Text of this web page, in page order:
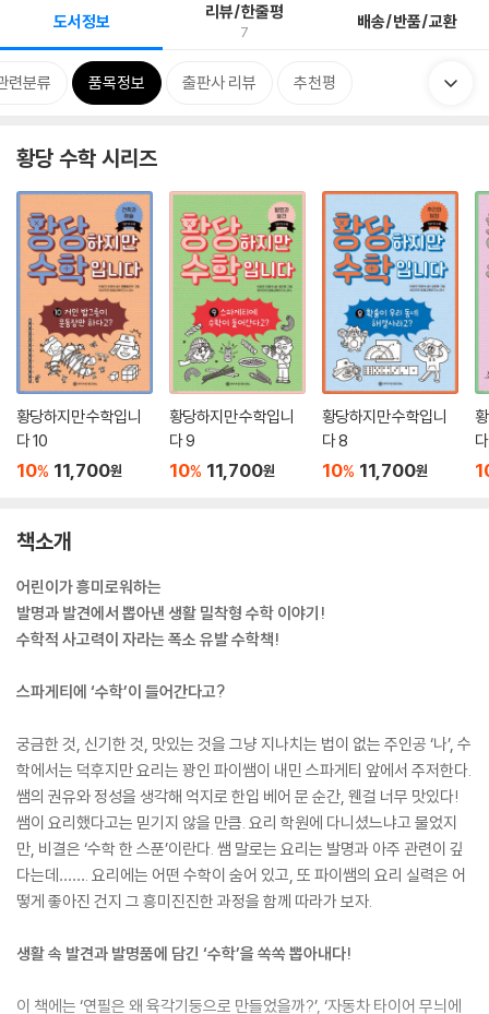
도서정보 리뷰/한줄평
7 배송/반품/교환
련분류 품목정보 출판사 리뷰 추천평
황당 수학 시리즈
황당하지만 수학입니
다 10
10% 11,700원
황당하지만 수학입니
다 9
10% 11,700원
황당하지만 수학입니
다 8
10% 11,700원
책소개
어린이가 흥미로워하는
발명과 발견에서 뽑아낸 생활 밀착형 수학 이야기!
수학적 사고력이 자라는 폭소 유발 수학책!
스파게티에 ‘수학’이 들어간다고?
궁금한 것, 신기한 것, 맛있는 것을 그냥 지나치는 법이 없는 주인공 ‘나’, 수
학에서는 덕후지만 요리는 꽝인 파이쌤이 내민 스파게티 앞에서 주저한다.
쌤의 권유와 정성을 생각해 억지로 한입 베어 문 순간, 웬걸 너무 맛있다!
쌤이 요리했다고는 믿기지 않을 만큼. 요리 학원에 다니셨느냐고 물었지
만, 비결은 ‘수학 한 스푼’이란다. 쌤 말로는 요리는 발명과 아주 관련이 깊
다는데……. 요리에는 어떤 수학이 숨어 있고, 또 파이쌤의 요리 실력은 어
떻게 좋아진 건지 그 흥미진진한 과정을 함께 따라가 보자.
생활 속 발견과 발명품에 담긴 ‘수학’을 쏙쏙 뽑아내다!
이 책에는 ‘연필은 왜 육각기둥으로 만들었을까?’, ‘자동차 타이어 무늬에